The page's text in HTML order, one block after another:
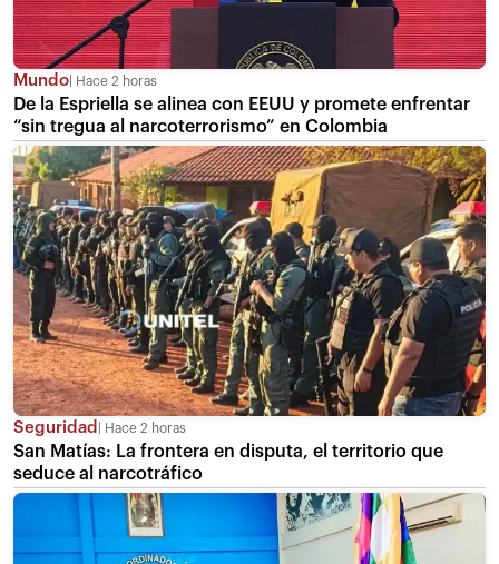
Mundo Hace 2 horas
De la Espriella se alinea con EEUU y promete enfrentar
“sin tregua al narcoterrorismo” en Colombia
Seguridad Hace 2 horas
San Matías: La frontera en disputa, el territorio que
seduce al narcotráfico